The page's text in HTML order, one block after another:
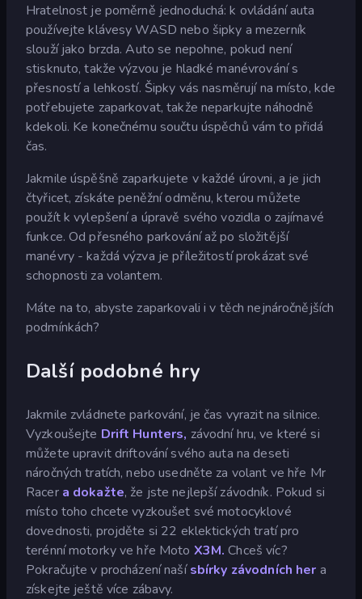
Hratelnost je poměrně jednoduchá: k ovládání auta
používejte klávesy WASD nebo šipky a mezerník
slouží jako brzda. Auto se nepohne, pokud není
stisknuto, takže výzvou je hladké manévrování s
přesností a lehkostí. Šipky vás nasměrují na místo, kde
potřebujete zaparkovat, takže neparkujte náhodně
kdekoli. Ke konečnému součtu úspěchů vám to přidá
čas.
Jakmile úspěšně zaparkujete v každé úrovni, a je jich
čtyřicet, získáte peněžní odměnu, kterou můžete
použít k vylepšení a úpravě svého vozidla o zajímavé
funkce. Od přesného parkování až po složitější
manévry - každá výzva je příležitostí prokázat své
schopnosti za volantem.
Máte na to, abyste zaparkovali i v těch nejnáročnějších
podmínkách?
Další podobné hry
Jakmile zvládnete parkování, je čas vyrazit na silnice.
Vyzkoušejte Drift Hunters, závodní hru, ve které si
můžete upravit driftování svého auta na deseti
náročných tratích, nebo usedněte za volant ve hře Mr
Racer a dokažte, že jste nejlepší závodník. Pokud si
místo toho chcete vyzkoušet své motocyklové
dovednosti, projděte si 22 eklektických tratí pro
terénní motorky ve hře Moto X3M. Chceš víc?
Pokračujte v procházení našísbírky závodních her a
získejte ještě více zábavy.